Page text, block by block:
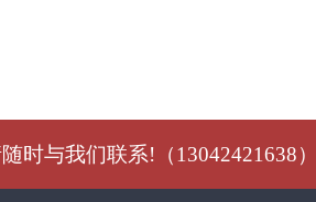
时与我们联系!（13042421638）